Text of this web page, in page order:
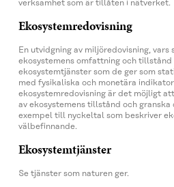
verksamhet som är tillåten i nätverket.
Ekosystemredovisning
En utvidgning av miljöredovisning,
ekosystemens omfattning och tillstånd
ekosystemtjänster som de ger som
med fysikaliska och monetära
ekosystemredovisning är det möjligt
av ekosystemens tillstånd och
exempel till nyckeltal som beskriver
välbefinnande.
Ekosystemtjänster
Se tjänster som naturen ger.